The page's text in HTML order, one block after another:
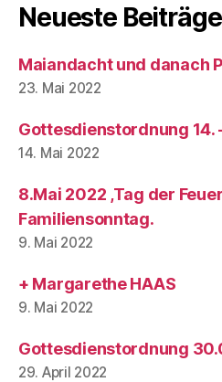
Neueste Beiträge
Maiandacht und danach
23. Mai 2022
Gottesdienstordnung 14.
14. Mai 2022
8.Mai 2022 ,Tag der
Familiensonntag.
9. Mai 2022
+ Margarethe HAAS
9. Mai 2022
Gottesdienstordnung
29. April 2022